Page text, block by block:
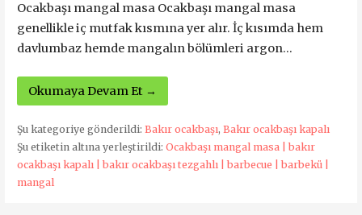
Ocakbaşı mangal masa Ocakbaşı mangal masa
genellikle iç mutfak kısmına yer alır. İç kısımda hem
davlumbaz hemde mangalın bölümleri argon…
Okumaya Devam Et →
Şu kategoriye gönderildi: Bakır ocakbaşı, Bakır ocakbaşı kapalı
Şu etiketin altına yerleştirildi: Ocakbaşı mangal masa | bakır
ocakbaşı kapalı | bakır ocakbaşı tezgahlı | barbecue | barbekü |
mangal